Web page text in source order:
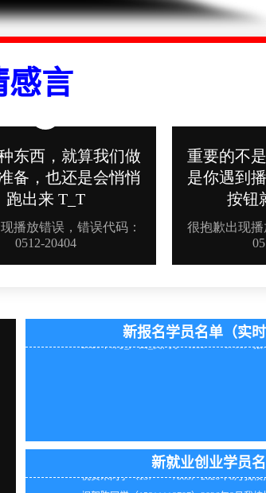
感言
新报名学员名单（实时
2026年8月黑龙江李同学（186****8376）报:
2026年8月_河北_陈同学（136****1245）报:
2026年8月_湖北_胡同学（138****8846）报:
新就业创业学员
祝贺田同学（135****3240）2026年8月在
祝贺朱同学（137****7869）2026年8月我校
祝贺陈同学（158****8707）2026年8月我校